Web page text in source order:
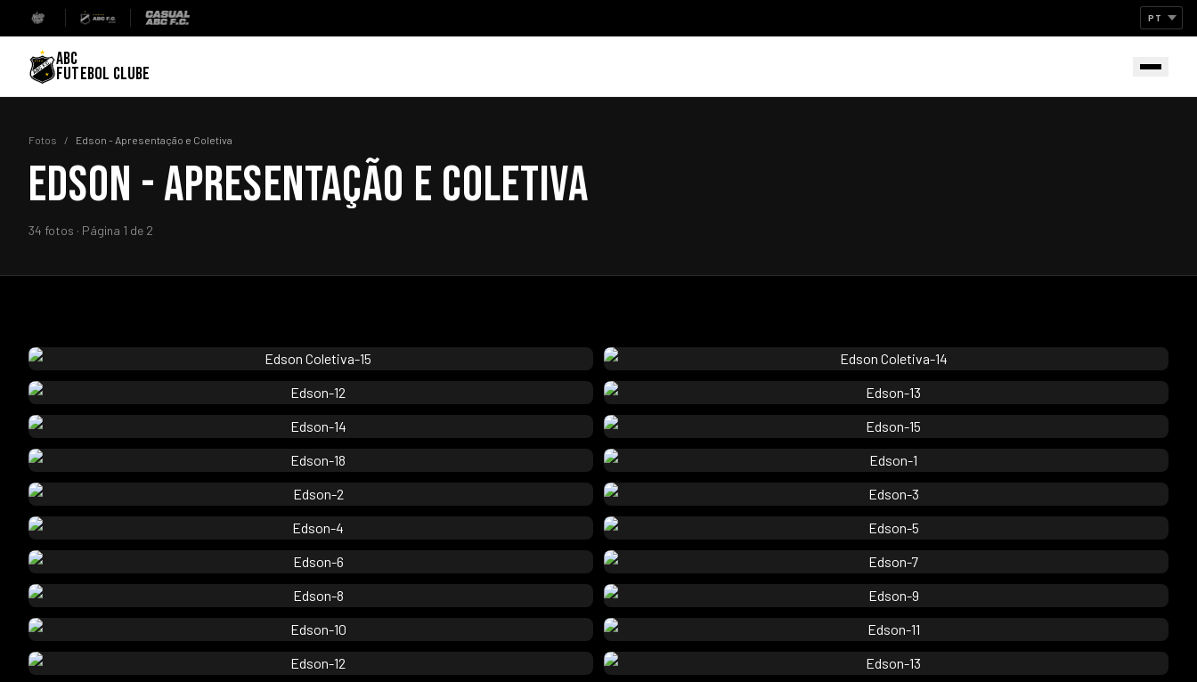
ABC
FUTEBOL CLUBE
Fotos / Edson - Apresentação e Coletiva
EDSON - APRESENTAÇÃO E COLETIVA
34 fotos · Página 1 de 2